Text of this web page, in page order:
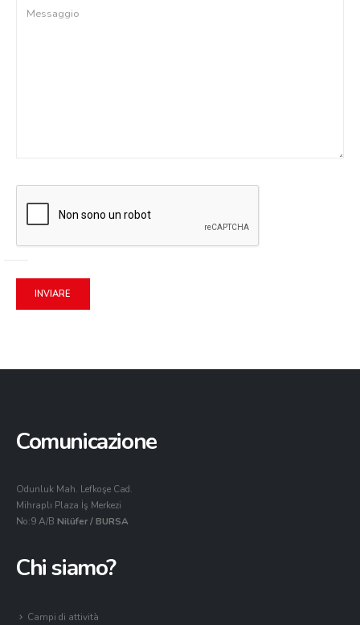
Comunicazione
Odunluk Mah. Lefkoşe Cad.
Mihraplı Plaza İş Merkezi
No:9 A/B Nilüfer / BURSA
Chi siamo?
Campi di attività